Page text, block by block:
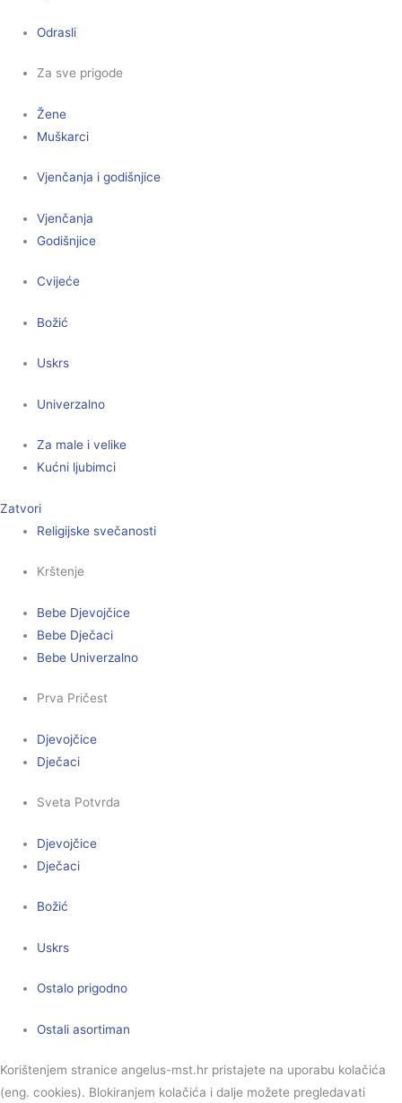
Odrasli
Za sve prigode
Žene
Muškarci
Vjenčanja i godišnjice
Vjenčanja
Godišnjice
Cvijeće
Božić
Uskrs
Univerzalno
Za male i velike
Kućni ljubimci
Zatvori
Religijske svečanosti
Krštenje
Bebe Djevojčice
Bebe Dječaci
Bebe Univerzalno
Prva Pričest
Djevojčice
Dječaci
Sveta Potvrda
Djevojčice
Dječaci
Božić
Uskrs
Ostalo prigodno
Ostali asortiman
Korištenjem stranice angelus-mst.hr pristajete na uporabu kolačića
(eng. cookies). Blokiranjem kolačića i dalje možete pregledavati